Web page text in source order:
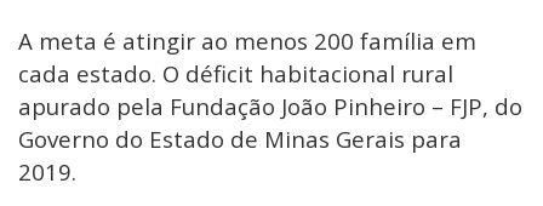
A meta é atingir ao menos 200 família em
cada estado. O déficit habitacional rural
apurado pela Fundação João Pinheiro – FJP, do
Governo do Estado de Minas Gerais para
2019.